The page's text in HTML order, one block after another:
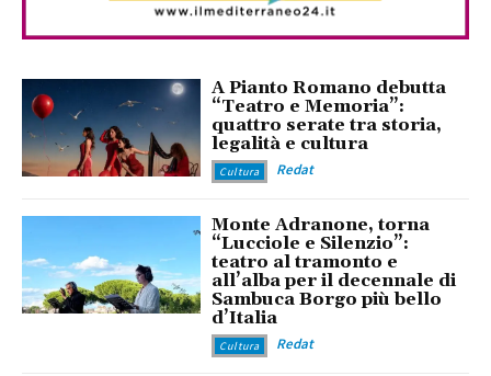
A Pianto Romano debutta
“Teatro e Memoria”:
quattro serate tra storia,
legalità e cultura
Cultura Redat
Monte Adranone, torna
“Lucciole e Silenzio”:
teatro al tramonto e
all’alba per il decennale di
Sambuca Borgo più bello
d’Italia
Cultura Redat